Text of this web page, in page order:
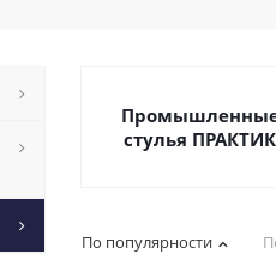
стулья ПРАКТИК
По популярности